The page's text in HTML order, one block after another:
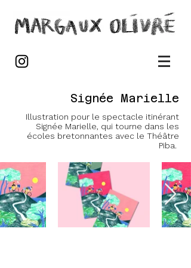
Signée Marielle
Illustration pour le spectacle itinérant
Signée Marielle, qui tourne dans les
écoles bretonnantes avec le Théâtre
Piba.